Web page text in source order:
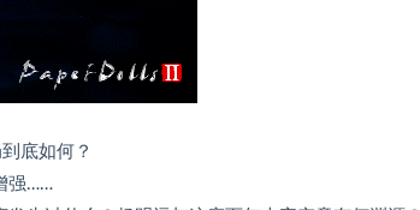
底如何？
强……